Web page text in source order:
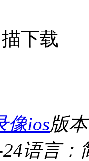
下载
像ios版
语言：